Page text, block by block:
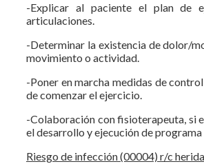
-Explicar al paciente el plan de
articulaciones.
-Determinar la existencia de dolor/
movimiento o actividad.
-Poner en marcha medidas de
de comenzar el ejercicio.
-Colaboración con fisioterapeuta, si
el desarrollo y ejecución de
Riesgo de infección (00004) r/c